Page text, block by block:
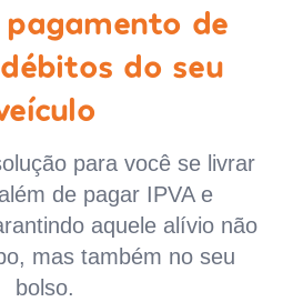
de
do seu
para você se livrar
de pagar IPVA e
aquele alívio não
mas também no seu
bolso.